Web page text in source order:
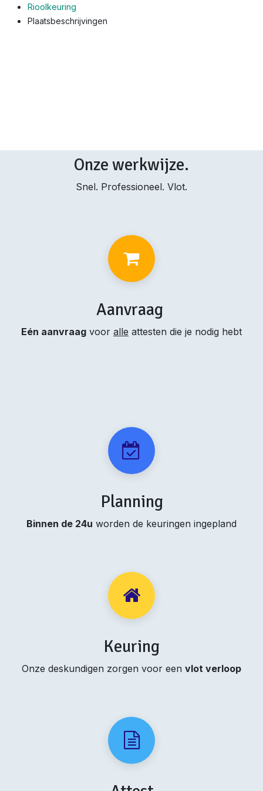
Rioolkeuring
Plaatsbeschrijvingen
Onze werkwijze.
Snel. Professioneel. Vlot.
Aanvraag
Eén aanvraag voor alle attesten die je nodig hebt
Planning
Binnen de 24u worden de keuringen ingepland
Keuring
Onze deskundigen zorgen voor een vlot verloop